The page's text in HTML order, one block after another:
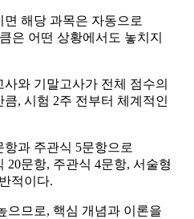
해당 과목은 자동으로
은 어떤 상황에서도 놓치지
와 기말고사가 전체 점수의
, 시험 2주 전부터 체계적인
과 주관식 5문항으로
20문항, 주관식 4문항, 서술형
적이다.
으므로, 핵심 개념과 이론을